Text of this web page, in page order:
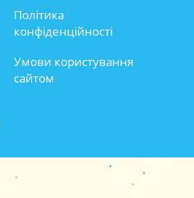
Політика
конфіденційності
Умови користування
сайтом